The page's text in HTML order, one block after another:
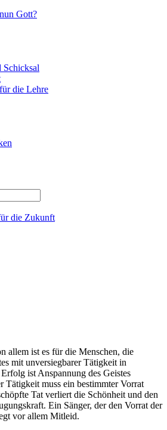
Gott?
Schicksal
die Lehre
die Zukunft
allem ist es für die Menschen, die
mit unversiegbarer Tätigkeit in
ist Anspannung des Geistes
Tätigkeit muss ein bestimmter Vorrat
Tat verliert die Schönheit und den
Ein Sänger, der den Vorrat der
vor allem Mitleid.